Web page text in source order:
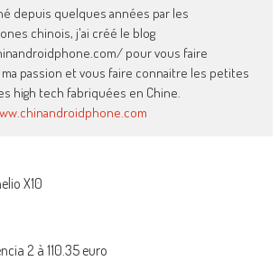
depuis quelques années par les
chinois, j'ai créé le blog
pour vous faire
ma passion et vous faire connaitre les petites
high tech fabriquées en Chine.
X10
2 à 110.35 euro